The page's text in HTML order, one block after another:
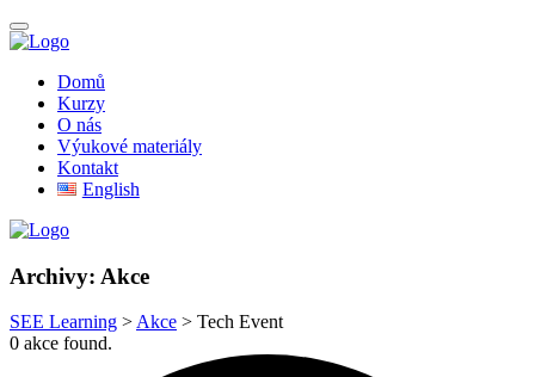
Domů
Kurzy
O nás
Výukové materiály
Kontakt
English
Archivy: Akce
SEE Learning >Akce > Tech Event
0 akce found.